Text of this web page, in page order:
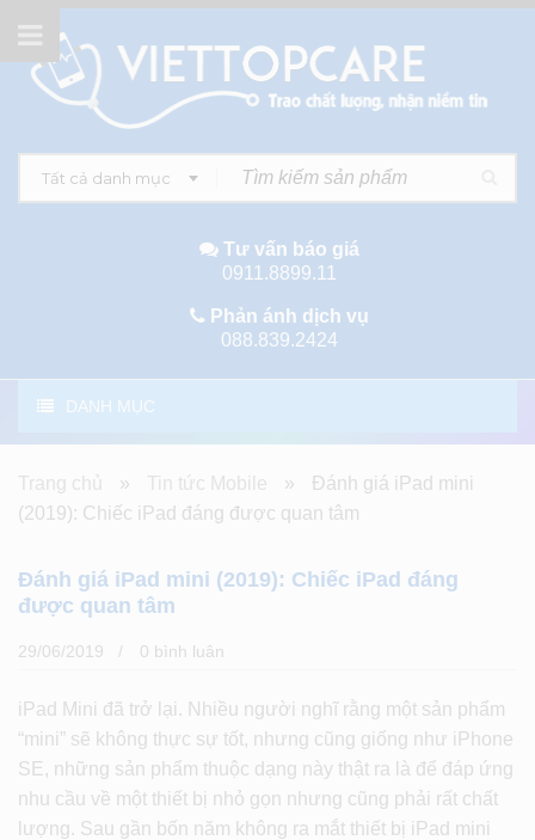
Tất cả danh mục
Tư vấn báo giá
0911.8899.11
Phản ánh dịch vụ
088.839.2424
DANH MỤC
Trang chủ » Tin tức Mobile »
Đánh giá iPad mini
(2019): Chiếc iPad đáng được quan tâm
Đánh giá iPad mini (2019): Chiếc iPad đáng
được quan tâm
29/06/2019 0 bình luân
iPad Mini đã trở lại. Nhiều người nghĩ rằng một sản phẩm
“mini” sẽ không thực sự tốt, nhưng cũng giống như iPhone
SE, những sản phẩm thuộc dạng này thật ra là để đáp ứng
nhu cầu về một thiết bị nhỏ gọn nhưng cũng phải rất chất
lượng. Sau gần bốn năm không ra mắt thiết bị iPad mini